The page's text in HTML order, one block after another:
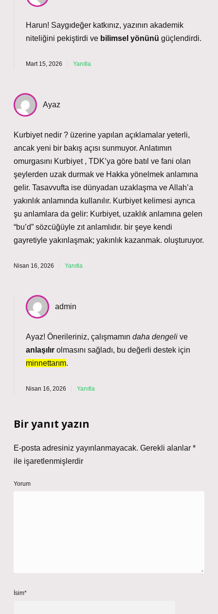
Harun! Saygıdeğer katkınız, yazının akademik
niteliğini pekiştirdi ve bilimsel yönünü güçlendirdi.
Mart 15, 2026 Yanıtla
Ayaz
Kurbiyet nedir ? üzerine yapılan açıklamalar yeterli,
ancak yeni bir bakış açısı sunmuyor. Anlatımın
omurgasını Kurbiyet , TDK’ya göre batıl ve fani olan
şeylerden uzak durmak ve Hakka yönelmek anlamına
gelir. Tasavvufta ise dünyadan uzaklaşma ve Allah’a
yakınlık anlamında kullanılır. Kurbiyet kelimesi ayrıca
şu anlamlara da gelir: Kurbiyet, uzaklık anlamına gelen
“bu’d” sözcüğüyle zıt anlamlıdır. bir şeye kendi
gayretiyle yakınlaşmak; yakınlık kazanmak. oluşturuyor.
Nisan 16, 2026 Yanıtla
admin
Ayaz! Önerileriniz, çalışmamın daha dengeli ve
anlaşılır olmasını sağladı, bu değerli destek için
minnettarım.
Nisan 16, 2026 Yanıtla
Bir yanıt yazın
E-posta adresiniz yayınlanmayacak. Gerekli alanlar *
ile işaretlenmişlerdir
Yorum
İsim*